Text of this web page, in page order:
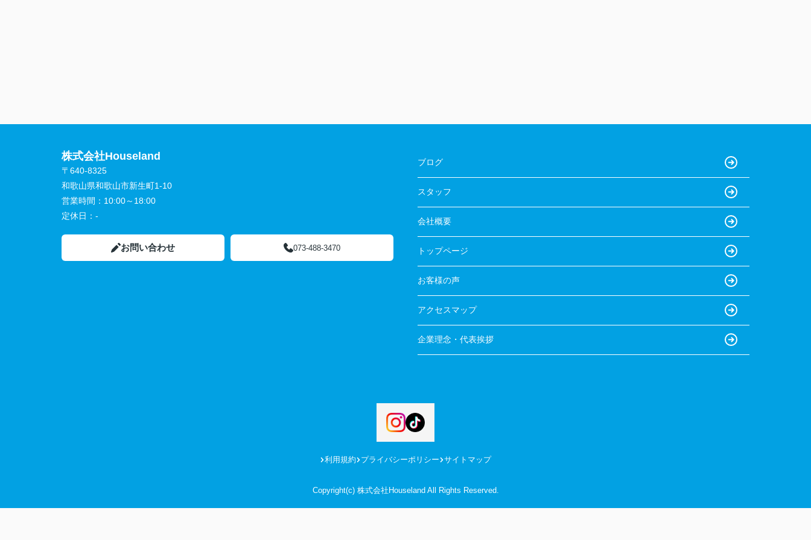
株式会社Houseland
〒640-8325
和歌山県和歌山市新生町1-10
営業時間： 10:00～18:00
定休日： -
お問い合わせ 073-488-3470
ブログ
スタッフ
会社概要
トップページ
お客様の声
アクセスマップ
企業理念・代表挨拶
利用規約 プライバシーポリシー サイトマップ
Copyright(c) 株式会社Houseland All Rights Reserved.